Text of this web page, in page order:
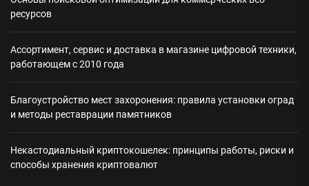
ресурсов
Ассортимент, сервис и доставка в магазине цифровой техники,
работающем с 2010 года
Благоустройство мест захоронения: правила установки оград
и методы реставрации памятников
Некастодиальный криптокошелек: принципы работы, риски и
способы хранения криптовалют